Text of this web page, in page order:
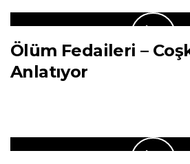
Ölüm Fedaileri –
Anlatıyor